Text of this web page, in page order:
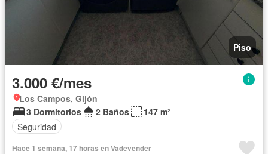
Piso
3.000 €/mes
Los Campos, Gijón
3 Dormitorios
2 Baños
147 m²
Seguridad
Hace 1 semana, 17 horas en Vadevender